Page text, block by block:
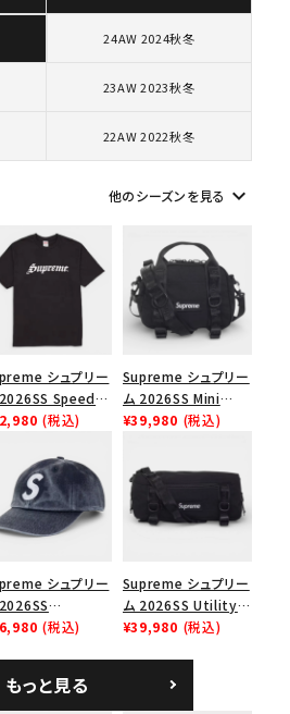
Tシャツ・ロングスリーブ
パーカー・クルーネック
ストバッグ
ボックスロゴ ブラックスウェット
ない商品を表示する
絞り込んで検索する
24AW 2024秋冬
23AW 2023秋冬
22AW 2022秋冬
他のシーズンを見る keyboard_arrow_down
シュプリー
Speed
スピードTシャツ
(税込)
Supreme シュプリー
ム 2026SS Mini
Duffle Bag ミニダッ
¥39,980 (税込)
シュプリー
Coated S
6パネル ネイビー
(税込)
Supreme シュプリー
ム 2026SS Utility
Bag ユーティリティ
¥39,980 (税込)
もっと見る